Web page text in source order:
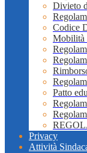
Divieto
Codice
Mobilità
Patto
Privacy
Attività